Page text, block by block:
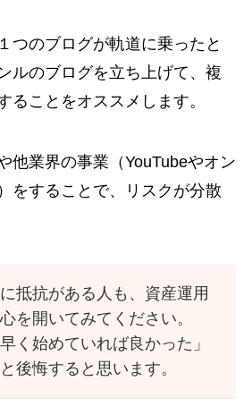
つのブログが軌道に乗ったと
ルのブログを立ち上げて、複
ることをオススメします。
他業界の事業（YouTubeやオン
をすることで、リスクが分散
抵抗がある人も、資産運用
を開いてみてください。
早く始めていれば良かった」
後悔すると思います。